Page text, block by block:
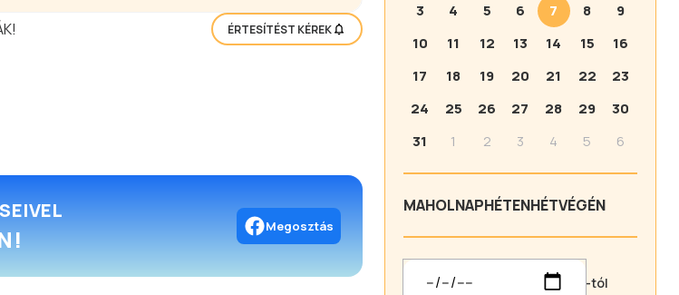
ÉRTESÍTÉST KÉREK
Megosztás
3
4 5 6 7 8
9
10
11 12 13 14 15
16
17
18 19 20 21 22
23
24
25 26 27 28 29
30
31
1 2 3 4 5 6
MAHOLNAPHÉTENHÉTVÉGÉN
-tól